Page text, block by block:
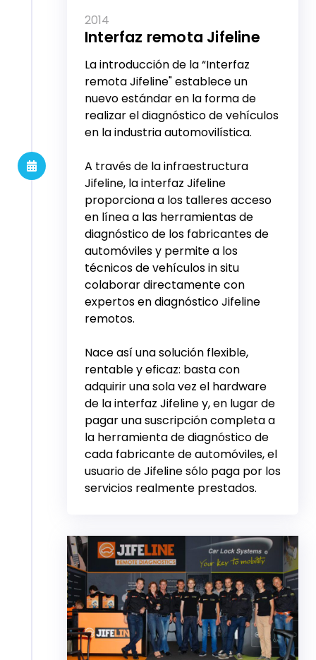
2014
Interfaz remota Jifeline
La introducción de la “Interfaz
remota Jifeline" establece un
nuevo estándar en la forma de
realizar el diagnóstico de vehículos
en la industria automovilística.
A través de la infraestructura
Jifeline, la interfaz Jifeline
proporciona a los talleres acceso
en línea a las herramientas de
diagnóstico de los fabricantes de
automóviles y permite a los
técnicos de vehículos in situ
colaborar directamente con
expertos en diagnóstico Jifeline
remotos.
Nace así una solución flexible,
rentable y eficaz: basta con
adquirir una sola vez el hardware
de la interfaz Jifeline y, en lugar de
pagar una suscripción completa a
la herramienta de diagnóstico de
cada fabricante de automóviles, el
usuario de Jifeline sólo paga por los
servicios realmente prestados.